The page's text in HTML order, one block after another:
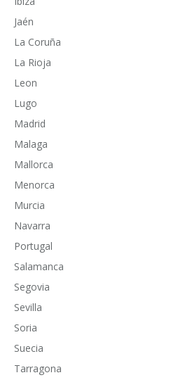
Jaén
La Coruña
La Rioja
Leon
Lugo
Madrid
Malaga
Mallorca
Menorca
Murcia
Navarra
Portugal
Salamanca
Segovia
Sevilla
Soria
Suecia
Tarragona